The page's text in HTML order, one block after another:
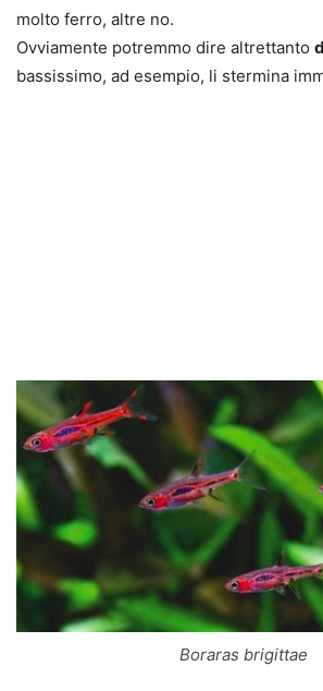
molto ferro, altre no.
Ovviamente potremmo dire altrettanto
bassissimo, ad esempio, li stermina
Boraras brigittae